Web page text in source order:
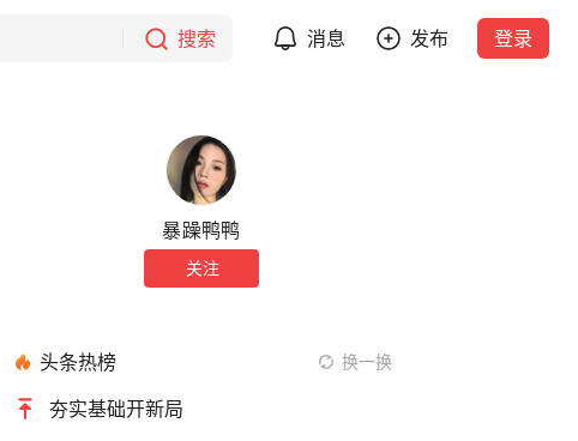
搜索 消息 发布 登录
暴躁鸭鸭
关注
头条热榜 换一换
夯实基础开新局